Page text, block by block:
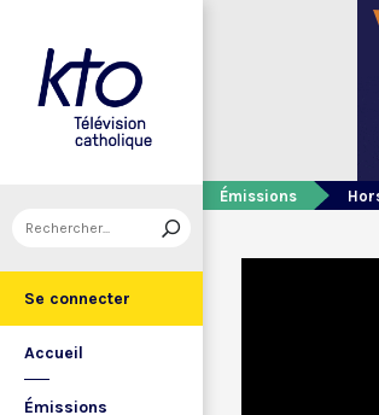
Se connecter
Accueil
Émissions
Émissions